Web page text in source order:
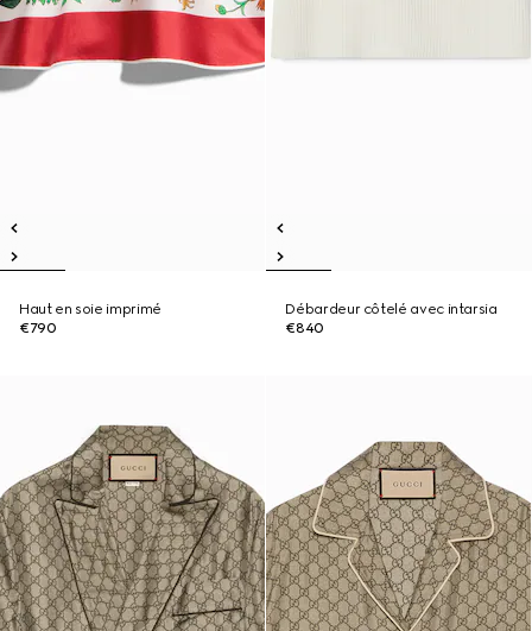
Haut en soie imprimé
€790
Débardeur côtelé avec intarsia
€840